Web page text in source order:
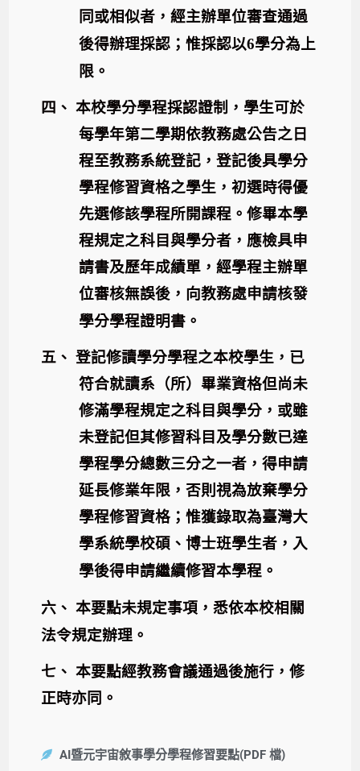
同或相似者，經主辦單位審查通過
後得辦理採認；惟採認以6學分為上
限。
四、 本校學分學程採認證制，學生可於
每學年第二學期依教務處公告之日
程至教務系統登記，登記後具學分
學程修習資格之學生，初選時得優
先選修該學程所開課程。修畢本學
程規定之科目與學分者，應檢具申
請書及歷年成績單，經學程主辦單
位審核無誤後，向教務處申請核發
學分學程證明書。
五、 登記修讀學分學程之本校學生，已
符合就讀系（所）畢業資格但尚未
修滿學程規定之科目與學分，或雖
未登記但其修習科目及學分數已達
學程學分總數三分之一者，得申請
延長修業年限，否則視為放棄學分
學程修習資格；惟獲錄取為臺灣大
學系統學校碩、博士班學生者，入
學後得申請繼續修習本學程。
六、 本要點未規定事項，悉依本校相關
法令規定辦理。
七、 本要點經教務會議通過後施行，修
正時亦同。
AI暨元宇宙敘事學分學程修習要點(PDF 檔)